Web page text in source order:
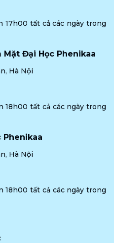
17h00 tất cả các ngày trong
Mặt Đại Học Phenikaa
Hà Nội
18h00 tất cả các ngày trong
Phenikaa
Hà Nội
18h00 tất cả các ngày trong